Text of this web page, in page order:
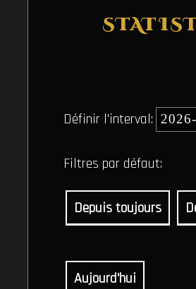
Définir l'interval:
Filtres par défaut:
Depuis toujours
Aujourd'hui